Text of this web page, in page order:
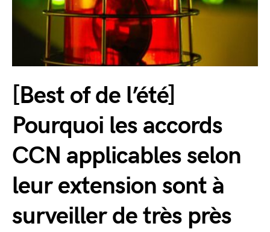
[Best of de l’été]
Pourquoi les accords
CCN applicables selon
leur extension sont à
surveiller de très près